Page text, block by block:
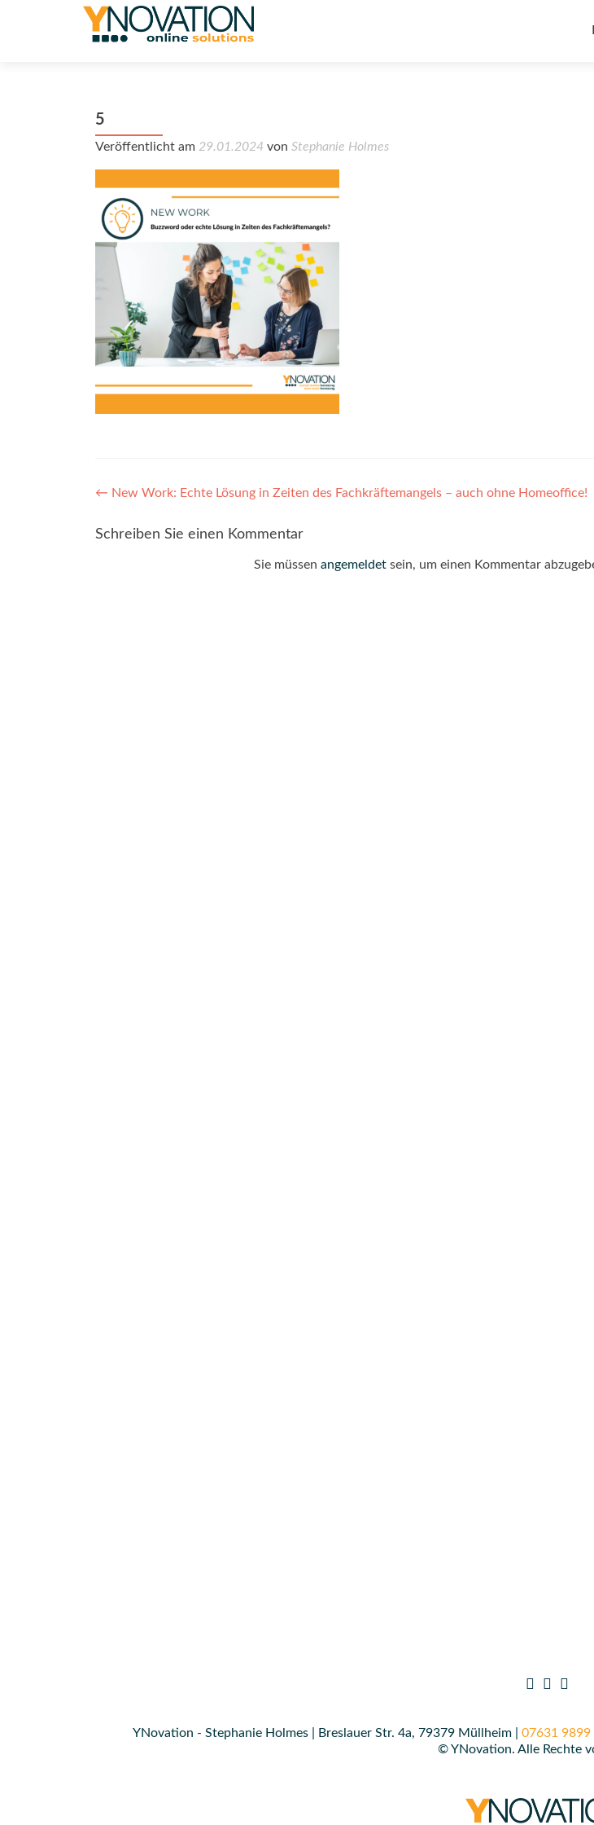
5
Veröffentlicht am 29.01.2024 von Stephanie Holmes
Post
navigation
← New Work: Echte Lösung in Zeiten des Fachkräftemangels – auch ohne Homeoffice!
Schreiben Sie einen Kommentar
Sie müssen angemeldetsein, um einen Kommentar
YNovation - Stephanie Holmes | Breslauer Str. 4a, 79379 Müllheim | 07631 9899
© YNovation. Alle Rechte